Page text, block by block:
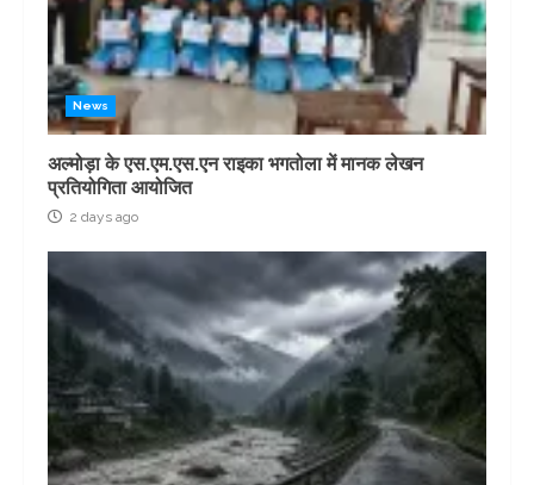
News
अल्मोड़ा के एस.एम.एस.एन राइका भगतोला में मानक लेखन
प्रतियोगिता आयोजित
2 days ago